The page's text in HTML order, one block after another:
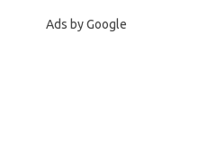
Ads by Google